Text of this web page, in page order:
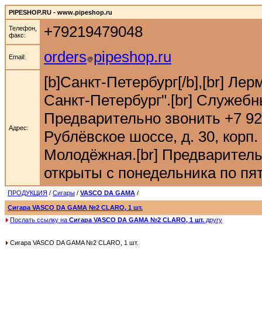
PIPESHOP.RU - www.pipeshop.ru
Телефон,
факс:
+79219479048
Email: orders pipeshop.ru
Адрес:
[b]Санкт-Петербург[/b],[br]
Санкт-Петербург".[br]
Предварительно звонить +7
Рублёвское шоссе, д. 30,
Молодёжная.[br]
открыты с понедельника по
ПРОДУКЦИЯ / Сигары / VASCO DA GAMA /
Сигара VASCO DA GAMA №2 CLARO, 1 шт.
Послать ссылку на Сигара VASCO DA GAMA №2 CLARO, 1 шт. другу
Сигара VASCO DA GAMA №2 CLARO, 1 шт.